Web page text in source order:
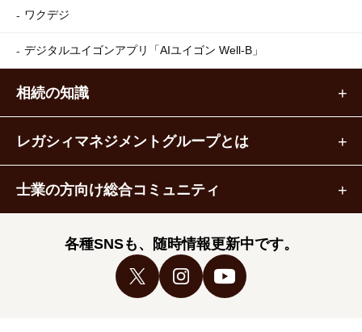
ワクデジ
デジタルユイゴンアプリ 「AIユイゴン Well-B」
相続の知識
レガシィマネジメントグループとは
士業の方向け総合コミュニティ
各種SNSも、随時情報更新中です。